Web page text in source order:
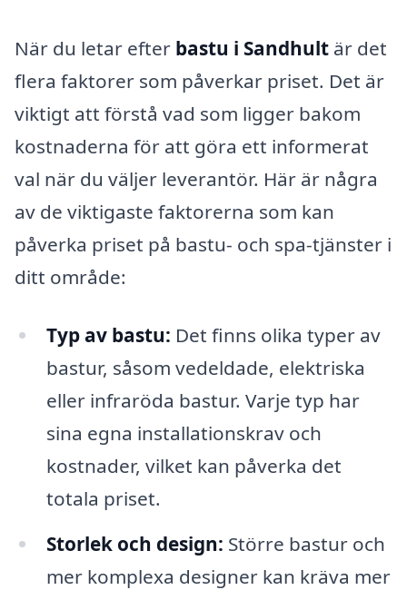
När du letar efter bastu i Sandhult är det
flera faktorer som påverkar priset. Det är
viktigt att förstå vad som ligger bakom
kostnaderna för att göra ett informerat
val när du väljer leverantör. Här är några
av de viktigaste faktorerna som kan
påverka priset på bastu- och spa-tjänster i
ditt område:
Typ av bastu: Det finns olika typer av
bastur, såsom vedeldade, elektriska
eller infraröda bastur. Varje typ har
sina egna installationskrav och
kostnader, vilket kan påverka det
totala priset.
Storlek och design: Större bastur och
mer komplexa designer kan kräva mer